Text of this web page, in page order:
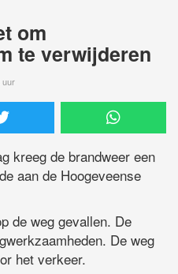
om
te verwijderen
uur
kreeg de brandweer een
aan de Hoogeveense
de weg gevallen. De
De weg
het verkeer.